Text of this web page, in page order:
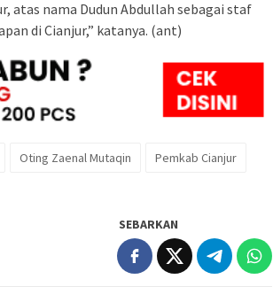
atas nama Dudun Abdullah sebagai staf
di Cianjur,” katanya. (ant)
Oting Zaenal Mutaqin
Pemkab Cianjur
SEBARKAN